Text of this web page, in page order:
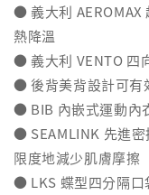
● 義大利
熱降溫
● 義大利 VENTO 四
● 後背美背設計可有
● BIB 內嵌式運動內
● SEAMLINK 先進密
限度地減少肌膚摩擦
● LKS 蝶型四分隔口